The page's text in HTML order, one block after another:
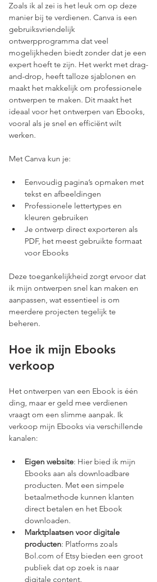
Zoals ik al zei is het leuk om op deze
manier bij te verdienen. Canva is een
gebruiksvriendelijk
ontwerpprogramma dat veel
mogelijkheden biedt zonder dat je een
expert hoeft te zijn. Het werkt met drag-
and-drop, heeft talloze sjablonen en
maakt het makkelijk om professionele
ontwerpen te maken. Dit maakt het
ideaal voor het ontwerpen van Ebooks,
vooral als je snel en efficiënt wilt
werken.
Met Canva kun je:
Eenvoudig pagina’s opmaken met
tekst en afbeeldingen
Professionele lettertypes en
kleuren gebruiken
Je ontwerp direct exporteren als
PDF, het meest gebruikte formaat
voor Ebooks
Deze toegankelijkheid zorgt ervoor dat
ik mijn ontwerpen snel kan maken en
aanpassen, wat essentieel is om
meerdere projecten tegelijk te
beheren.
Hoe ik mijn Ebooks
verkoop
Het ontwerpen van een Ebook is één
ding, maar er geld mee verdienen
vraagt om een slimme aanpak. Ik
verkoop mijn Ebooks via verschillende
kanalen:
Eigen website: Hier bied ik mijn
Ebooks aan als downloadbare
producten. Met een simpele
betaalmethode kunnen klanten
direct betalen en het Ebook
downloaden.
Marktplaatsen voor digitale
producten: Platforms zoals
Bol.com of Etsy bieden een groot
publiek dat op zoek is naar
digitale content.